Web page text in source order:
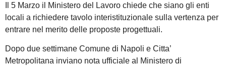
Il 5 Marzo il Ministero del Lavoro chiede che siano gli enti
locali a richiedere tavolo interistituzionale sulla vertenza per
entrare nel merito delle proposte progettuali.
Dopo due settimane Comune di Napoli e Citta’
Metropolitana inviano nota ufficiale al Ministero di